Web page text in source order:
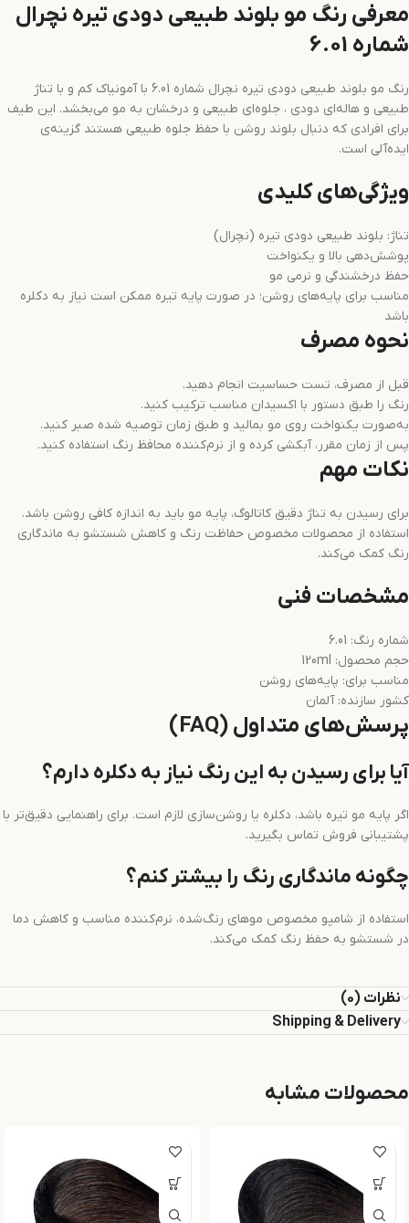
معرفی رنگ مو بلوند طبیعی دودی تیره نچرال
شماره 6.01
رنگ مو بلوند طبیعی دودی تیره نچرال شماره 6.01 با آمونیاک کم و با تناژ
طبیعی و هاله‌ای دودی ، جلوه‌ای طبیعی و درخشان به مو می‌بخشد. این طیف
برای افرادی که دنبال بلوند روشن با حفظ جلوه طبیعی هستند گزینه‌ی
ایده‌آلی است.
ویژگی‌های کلیدی
تناژ: بلوند طبیعی دودی تیره (نچرال)
پوشش‌دهی بالا و یکنواخت
حفظ درخشندگی و نرمی مو
مناسب برای پایه‌های روشن؛ در صورت پایه تیره ممکن است نیاز به دکلره
باشد
نحوه مصرف
قبل از مصرف، تست حساسیت انجام دهید.
رنگ را طبق دستور با اکسیدان مناسب ترکیب کنید.
به‌صورت یکنواخت روی مو بمالید و طبق زمان توصیه شده صبر کنید.
پس از زمان مقرر، آبکشی کرده و از نرم‌کننده محافظ رنگ استفاده کنید.
نکات مهم
برای رسیدن به تناژ دقیق کاتالوگ، پایه مو باید به اندازه کافی روشن باشد.
استفاده از محصولات مخصوص حفاظت رنگ و کاهش شستشو به ماندگاری
رنگ کمک می‌کند.
مشخصات فنی
شماره رنگ: 6.01
حجم محصول: 120ml
مناسب برای: پایه‌های روشن
کشور سازنده: آلمان
پرسش‌های متداول (FAQ)
آیا برای رسیدن به این رنگ نیاز به دکلره دارم؟
اگر پایه مو تیره باشد، دکلره یا روشن‌سازی لازم است. برای راهنمایی دقیق‌تر با
پشتیبانی فروش تماس بگیرید.
چگونه ماندگاری رنگ را بیشتر کنم؟
استفاده از شامپو مخصوص موهای رنگ‌شده، نرم‌کننده مناسب و کاهش دما
در شستشو به حفظ رنگ کمک می‌کند.
نظرات (0)
Shipping & Delivery
محصولات مشابه